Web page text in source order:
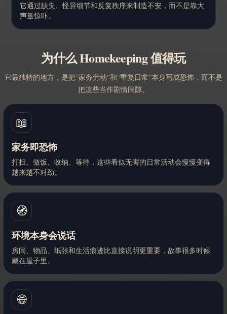
它通过缺失、怪异细节和反复秩序来制造不安，而不是靠大
声量惊吓。
为什么 Homekeeping 值得玩
它最独特的地方，是把“家务劳动”和“重复日常”本身写成恐怖，而不是
把这些当作剧情间隙。
📖
家务即恐怖
打扫、做饭、收纳、等待，这些看似无害的日常活动会慢慢变得
越来越不对劲。
🧭
环境本身会说话
房间、物品、纸张和生活痕迹比直接说明更重要，故事很多时候
藏在屋子里。
🌐